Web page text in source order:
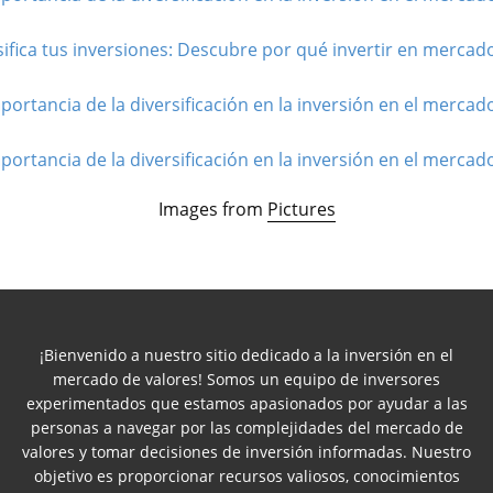
tus inversiones: Descubre por qué invertir en
de la diversificación en la inversión en el
de la diversificación en la inversión en el
Images from Pictures
¡Bienvenido a nuestro sitio dedicado a la inversión en el
mercado de valores! Somos un equipo de inversores
experimentados que estamos apasionados por ayudar a las
personas a navegar por las complejidades del mercado de
valores y tomar decisiones de inversión informadas. Nuestro
objetivo es proporcionar recursos valiosos, conocimientos